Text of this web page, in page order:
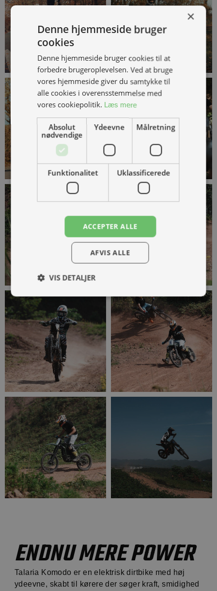
ENDNU MERE POWER
Talaria Komodo er en elektrisk dirtbike med høj
ydeevne, skabt til kørere der søger kraft, smidighed
×
Denne hjemmeside bruger
cookies
Denne hjemmeside bruger cookies til at
forbedre brugeroplevelsen. Ved at bruge
vores hjemmeside giver du samtykke til
alle cookies i overensstemmelse med
vores cookiepolitik. Læs mere
Absolut
nødvendige
Ydeevne Målretning
Funktionalitet Uklassificerede
ACCEPTER ALLE
AFVIS ALLE
VIS DETALJER